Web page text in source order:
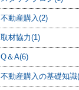
不動産購入(2)
取材協力(1)
Q＆A(6)
不動産購入の基礎知識